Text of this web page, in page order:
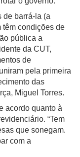
de barrá-la (a
têm condições de
pública a
da CUT,
de
pela primeira
das
Miguel Torres.
acordo quanto à
“Tem
que sonegam.
com a